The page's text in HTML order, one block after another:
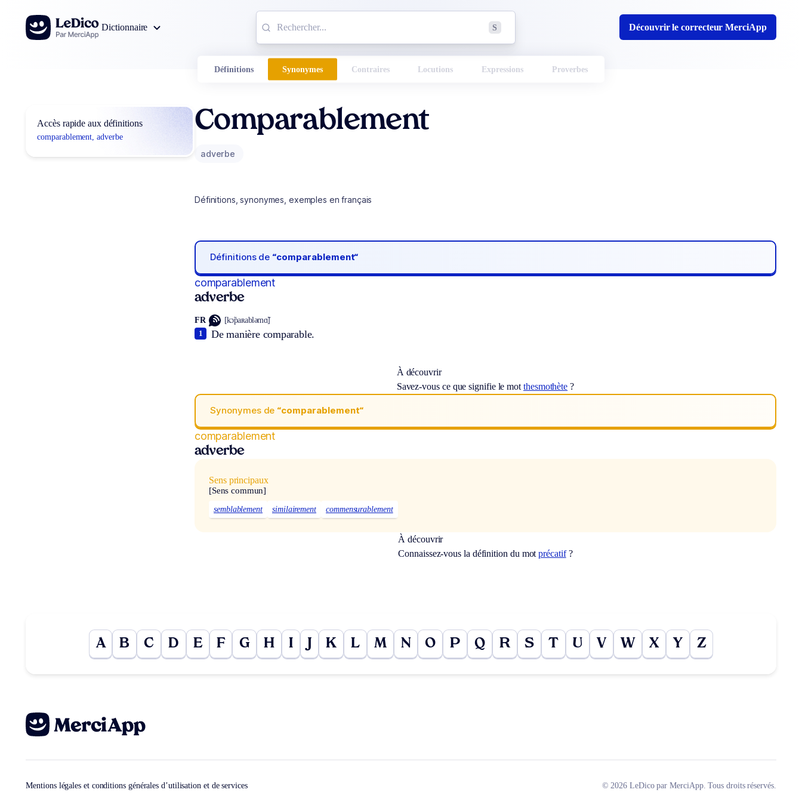
Aller au contenu
Dictionnaire
S Découvrir le correcteur MerciApp
Définitions Synonymes Contraires Locutions Expressions Proverbes
Accès rapide aux définitions
comparablement, adverbe
Comparablement
adverbe
Définitions, synonymes, exemples en français
Définitions de “comparablement“
comparablement
adverbe
FR [kɔ̃paʀabləmɑ̃]
De manière comparable.
1
À découvrir
Savez-vous ce que signifie le motthesmothète ?
Synonymes de “comparablement“
comparablement
adverbe
Sens principaux
[Sens commun]
semblablement similairement commensurablement
À découvrir
Connaissez-vous la définition du motprécatif?
A B C D E F G H I J K L M N O P Q R S T U V W X Y Z
Mentions légales et conditions générales d’utilisation et de services © 2026 LeDico par MerciApp. Tous droits réservés.